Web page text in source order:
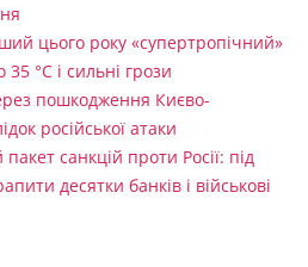
цього року «супертропічний»
°C і сильні грози
пошкодження Києво-
російської атаки
санкцій проти Росії: під
десятки банків і військові